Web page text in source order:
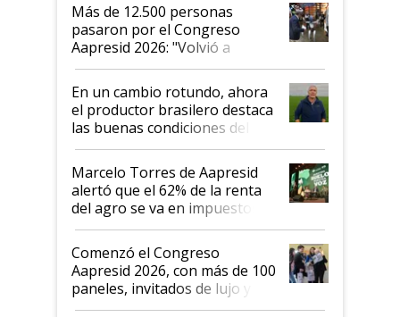
Más de 12.500 personas
pasaron por el Congreso
Aapresid 2026: "Volvió a
demostrar que hablar del
suelo es hablar de todo el
sistema productivo"
En un cambio rotundo, ahora
el productor brasilero destaca
las buenas condiciones del
agro argentino para invertir:
"Los veo más motivados"
Marcelo Torres de Aapresid
alertó que el 62% de la renta
del agro se va en impuestos:
"No es bueno que en
Argentina se sigan discutiendo
las mismas cosas de hace 50
años"
Comenzó el Congreso
Aapresid 2026, con más de 100
paneles, invitados de lujo y
todas las tendencias